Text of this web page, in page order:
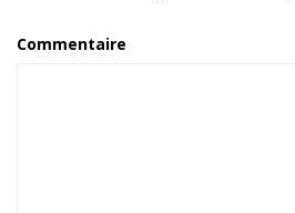
Commentaire